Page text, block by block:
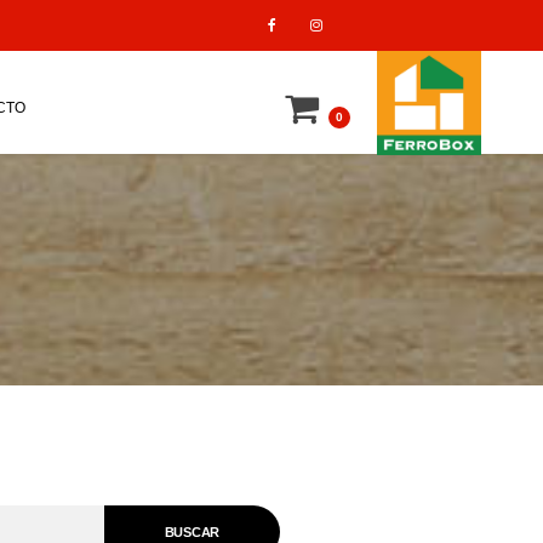
0
BUSCAR